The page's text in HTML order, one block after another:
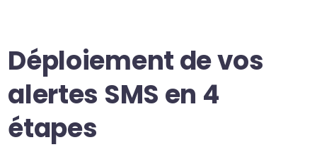
Déploiement de vos
alertes SMS en 4
étapes